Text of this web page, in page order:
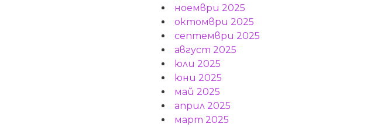
ноември 2025
октомври 2025
септември 2025
август 2025
юли 2025
юни 2025
май 2025
април 2025
март 2025